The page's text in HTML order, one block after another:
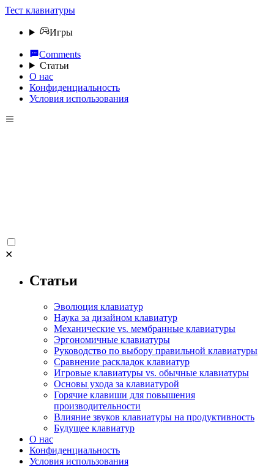
Тест клавиатуры
Игры
Comments
Статьи
О нас
Конфиденциальность
Условия использования
✕
Статьи
Эволюция клавиатур
Наука за дизайном клавиатур
Механические vs. мембранные клавиатуры
Эргономичные клавиатуры
Руководство по выбору правильной клавиатуры
Сравнение раскладок клавиатур
Игровые клавиатуры vs. обычные клавиатуры
Основы ухода за клавиатурой
Горячие клавиши для повышения
производительности
Влияние звуков клавиатуры на продуктивность
Будущее клавиатур
О нас
Конфиденциальность
Условия использования